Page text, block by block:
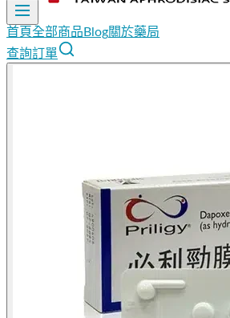
首頁全部商品 Blog關於藥局
查詢訂單